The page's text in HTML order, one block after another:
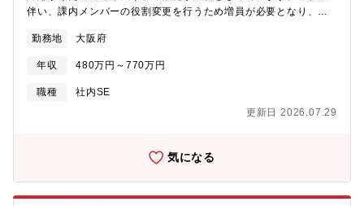
伴い、課内メンバーの役割変更を行うため増員が必要となり、こ
監視・保守・運用をお任せします。以下の業務を行う中心メンバ
ーがいますので、その者から業務を引き継いでいただく予定で
す。ご経験にもよりますが、グループウェアの運用保守などから
お任せし、徐々に業務の幅を広げていただく予定です。■本社・店
話やリモートを活用しながら社員のサポート業務の実施■サーバ・
トラブルシュートの実施■簡易ツールの作成・保守運用する上で利
便性を上げるツールの開発・保守の実施■グループウェアの運用保
守グループウェア上の組織が正常に設定されているか確認・対応
【業務スケジュール】日々、ルーティンで対応する業務に加え、
勤務地 大阪府
年収 480万円～770万円
職種
社内SE
更新日 2026.07.29
気になる